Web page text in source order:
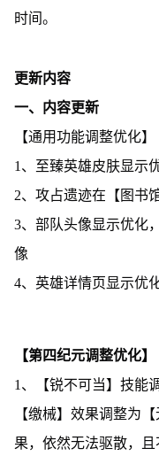
时间。
更新内容
一、内容更新
【通用功能调整优化】
1、至臻英雄皮肤显示
2、攻占遗迹在【图书
3、部队头像显示优化
像
4、英雄详情页显示优
【第四纪元调整优化】
1、【锐不可当】技能
【缴械】效果调整为
果，依然无法驱散，